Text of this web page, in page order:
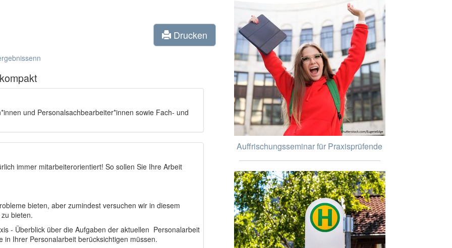
Drucken
und Personalsachbearbeiter*innen sowie Fach- und
immer mitarbeiterorientiert! So sollen Sie Ihre Arbeit
bieten, aber zumindest versuchen wir in diesem
bieten.
- Überblick über die Aufgaben der aktuellen Personalarbeit
Ihrer Personalarbeit berücksichtigen müssen.
Auffrischungsseminar für Praxisprüfende